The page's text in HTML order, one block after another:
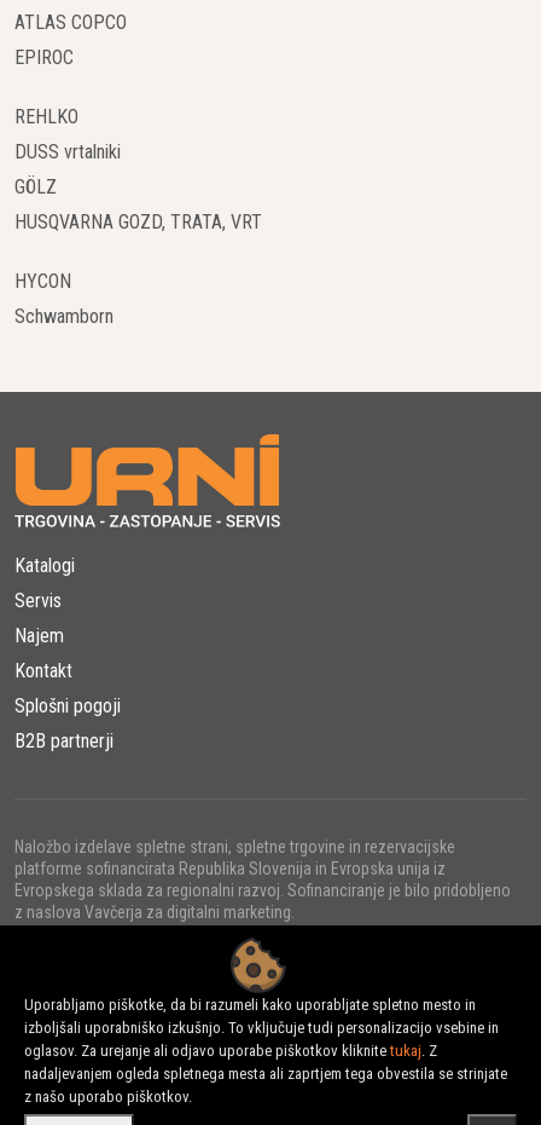
Uporabljamo piškotke, da bi razumeli kako uporabljate spletno mesto in
izboljšali uporabniško izkušnjo. To vključuje tudi personalizacijo vsebine in
oglasov. Za urejanje ali odjavo uporabe piškotkov kliknitetukaj. Z
nadaljevanjem ogleda spletnega mesta ali zaprtjem tega obvestila se strinjate
z našo uporabo piškotkov.
ATLAS COPCO
EPIROC
REHLKO
DUSS vrtalniki
GÖLZ
HUSQVARNA GOZD, TRATA, VRT
HYCON
Schwamborn
Katalogi
Servis
Najem
Kontakt
Splošni pogoji
B2B partnerji
Naložbo izdelave spletne strani, spletne trgovine in rezervacijske
platforme sofinancirata Republika Slovenija in Evropska unija iz
Evropskega sklada za regionalni razvoj. Sofinanciranje je bilo pridobljeno
z naslova Vavčerja za digitalni marketing.
© 2022 - URNI d.o.o., Vse pravice pridržane.